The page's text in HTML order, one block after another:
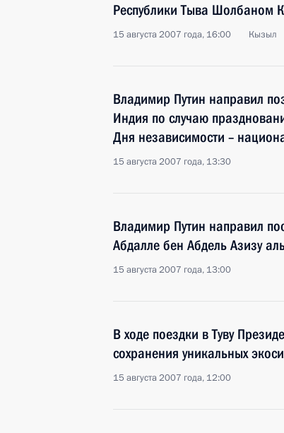
Республики Тыва Шолбаном
15 августа 2007 года, 16:00 Кызыл
Владимир Путин направил
Индия по случаю
Дня независимости –
15 августа 2007 года, 13:30
Владимир Путин направил
Абдалле бен Абдель Азизу
15 августа 2007 года, 13:00
В ходе поездки в Туву
сохранения уникальных
15 августа 2007 года, 12:00